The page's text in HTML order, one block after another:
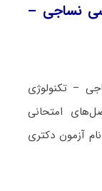
نساجی –
– تکنولوژی
امتحانی
آزمون دکتری